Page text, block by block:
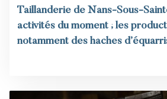
Taillanderie de Nans-Sous-
activités du moment ; les
notamment des haches